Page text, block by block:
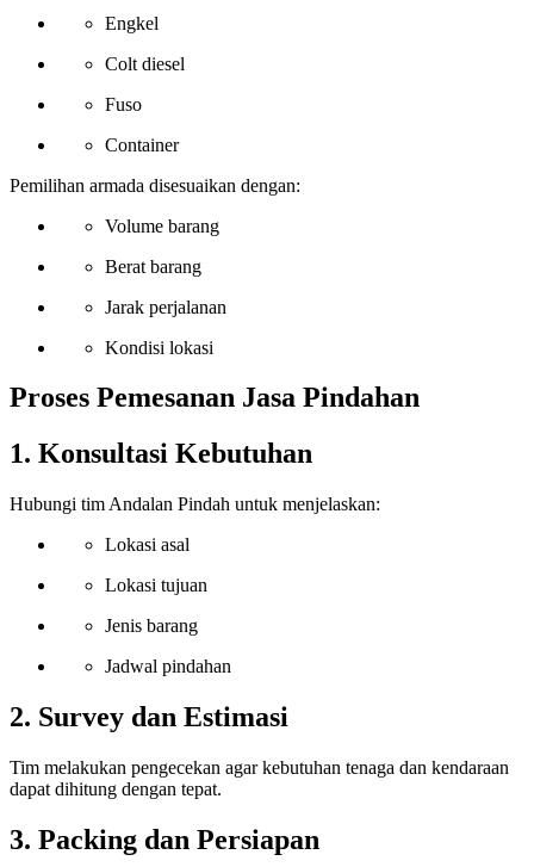
Engkel
Colt diesel
Fuso
Container
Pemilihan armada disesuaikan dengan:
Volume barang
Berat barang
Jarak perjalanan
Kondisi lokasi
Proses Pemesanan Jasa Pindahan
1. Konsultasi Kebutuhan
Hubungi tim Andalan Pindah untuk menjelaskan:
Lokasi asal
Lokasi tujuan
Jenis barang
Jadwal pindahan
2. Survey dan Estimasi
Tim melakukan pengecekan agar kebutuhan tenaga dan kendaraan
dapat dihitung dengan tepat.
3. Packing dan Persiapan